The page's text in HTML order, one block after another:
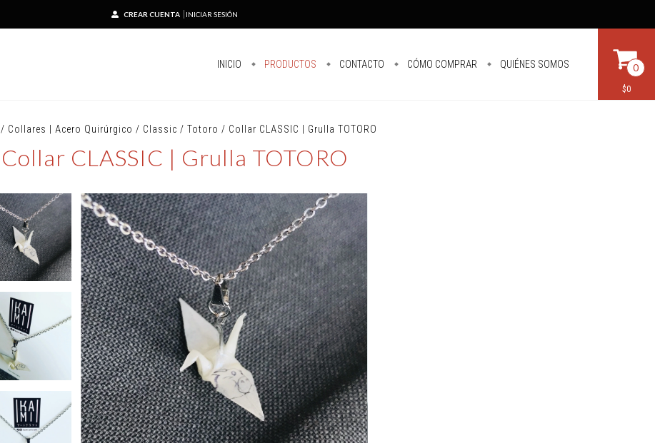
CREAR CUENTA INICIAR SESIÓN
INICIO PRODUCTOS CONTACTO CÓMO COMPRAR QUIÉNES SOMOS 0
$0
/ Collares | Acero Quirúrgico / Classic / Totoro / Collar CLASSIC | Grulla TOTORO
Collar CLASSIC | Grulla TOTORO